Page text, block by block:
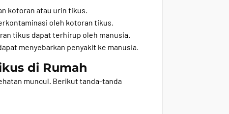
kotoran atau urin tikus.
oleh kotoran tikus.
tikus dapat terhirup oleh manusia.
menyebarkan penyakit ke manusia.
di Rumah
muncul. Berikut tanda-tanda